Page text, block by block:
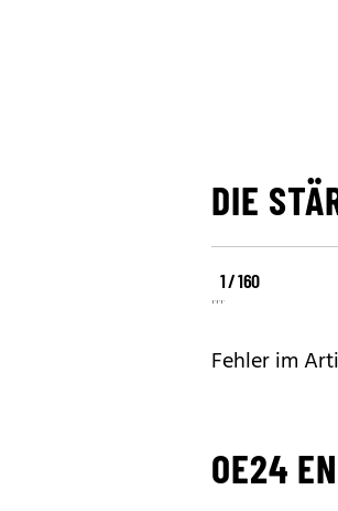
DIE
1 / 160
©
REUTERS
©
REUTERS
©
REUTERS
Fehler im
OE24